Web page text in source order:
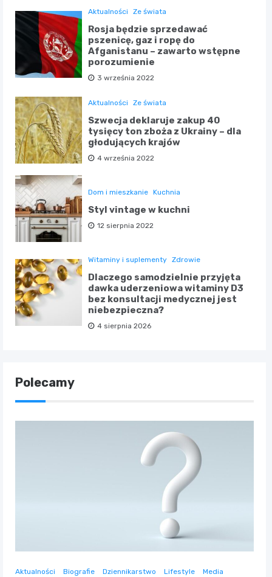
Aktualności Ze świata
Rosja będzie sprzedawać
pszenicę, gaz i ropę do
Afganistanu – zawarto wstępne
porozumienie
3 września 2022
Aktualności Ze świata
Szwecja deklaruje zakup 40
tysięcy ton zboża z Ukrainy – dla
głodujących krajów
4 września 2022
Dom i mieszkanie Kuchnia
Styl vintage w kuchni
12 sierpnia 2022
Witaminy i suplementy Zdrowie
Dlaczego samodzielnie przyjęta
dawka uderzeniowa witaminy D3
bez konsultacji medycznej jest
niebezpieczna?
4 sierpnia 2026
Polecamy
Aktualności Biografie Dziennikarstwo Lifestyle Media